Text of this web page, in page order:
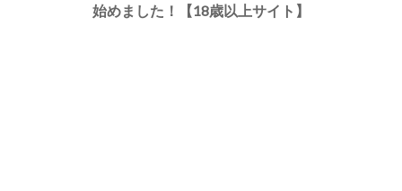
始めました！【18歳以上サイト】